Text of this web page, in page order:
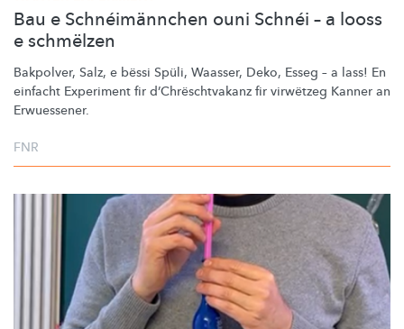
Bau e Schnéimännchen ouni Schnéi – a looss
e schmëlzen
Bakpolver, Salz, e bëssi Spüli, Waasser, Deko, Esseg – a lass! En
einfacht Experiment fir d’Chrëschtvakanz fir virwëtzeg Kanner an
Erwuessener.
FNR